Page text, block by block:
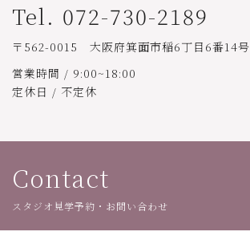
Tel. 072-730-2189
〒562-0015 大阪府箕面市稲6丁目6番14号
営業時間 / 9:00~18:00
定休日 / 不定休
Contact
スタジオ見学予約・お問い合わせ